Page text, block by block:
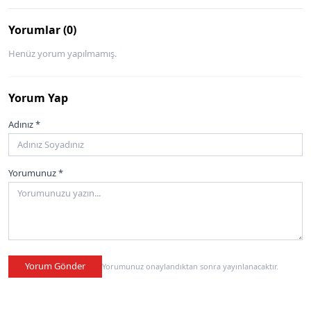
Yorumlar (0)
Henüz yorum yapılmamış.
Yorum Yap
Adınız *
Yorumunuz *
Yorum Gönder Yorumunuz onaylandıktan sonra yayınlanacaktır.